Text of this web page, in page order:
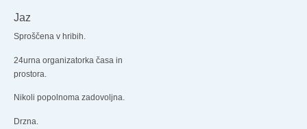
Jaz
Sproščena v hribih.
24urna organizatorka časa in
prostora.
Nikoli popolnoma zadovoljna.
Drzna.